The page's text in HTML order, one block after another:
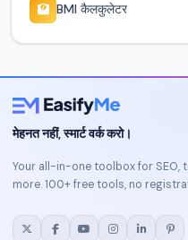
BMI कैलकुलेटर
मेहनत नहीं, स्मार्ट वर्क करो।
Your all-in-one toolbox for SEO,
more. 100+ free tools, no